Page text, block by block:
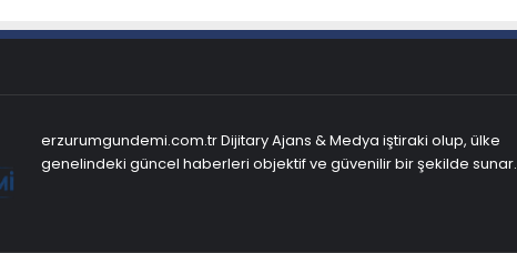
erzurumgundemi.com.tr Dijitary Ajans & Medya iştiraki olup, ülke
genelindeki güncel haberleri objektif ve güvenilir bir şekilde sunar.